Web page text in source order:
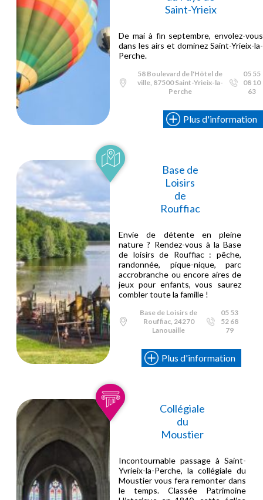
Saint-Yrieix
De mai à fin septembre, envolez-vous
dans les airs et dominez Saint-Yrieix-la-
Perche.
58 Boulevard de l'Hôtel de
ville, 87500 Saint-Yrieix-la-
Perche
05 55
08 10
63
Plus d'information
Base de
Loisirs
de
Rouffiac
Envie de détente en pleine
nature ? Rendez-vous à la Base
de loisirs de Rouffiac : pêche,
randonnée, pique-nique, parc
accrobranche ou encore aires de
jeux pour enfants, vous saurez
combler toute la famille !
Base de Loisirs de
Rouffiac, 24270
Lanouaille
05 53
52 68
79
Plus d'information
Collégiale
du
Moustier
Incontournable passage à Saint-
Yvrieix-la-Perche, la collégiale du
Moustier vous fera remonter dans
le temps. Classée Patrimoine